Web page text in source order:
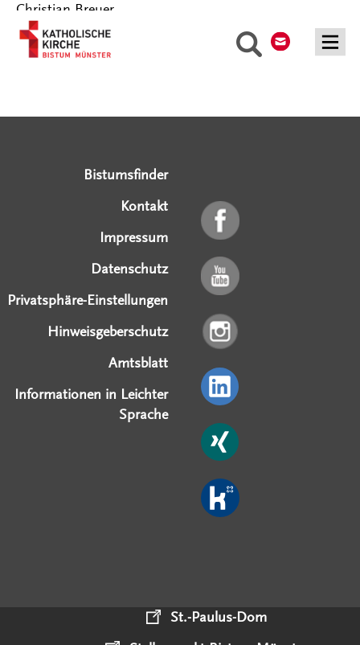
Suche
Christian Breuer
Bistumsfinder
Kontakt
Impressum
Datenschutz
Privatsphäre-Einstellungen
Hinweisgeberschutz
Amtsblatt
Informationen in Leichter
Sprache
St.-Paulus-Dom